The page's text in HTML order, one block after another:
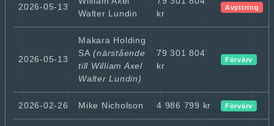
2026-05-13
Walter Lundin
kr
Avyttring
2026-05-13
Makara Holding
SA (närstående
till William Axel
Walter Lundin)
79 301 804
kr
Förvärv
2026-02-26 Mike Nicholson 4 986 799 kr Förvärv